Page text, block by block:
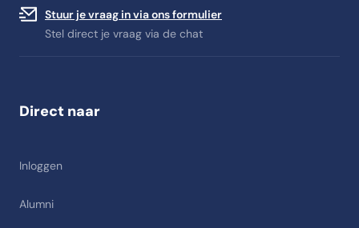
Stuur je vraag in via ons formulier
Stel direct je vraag via de chat
Direct naar
Inloggen
Alumni